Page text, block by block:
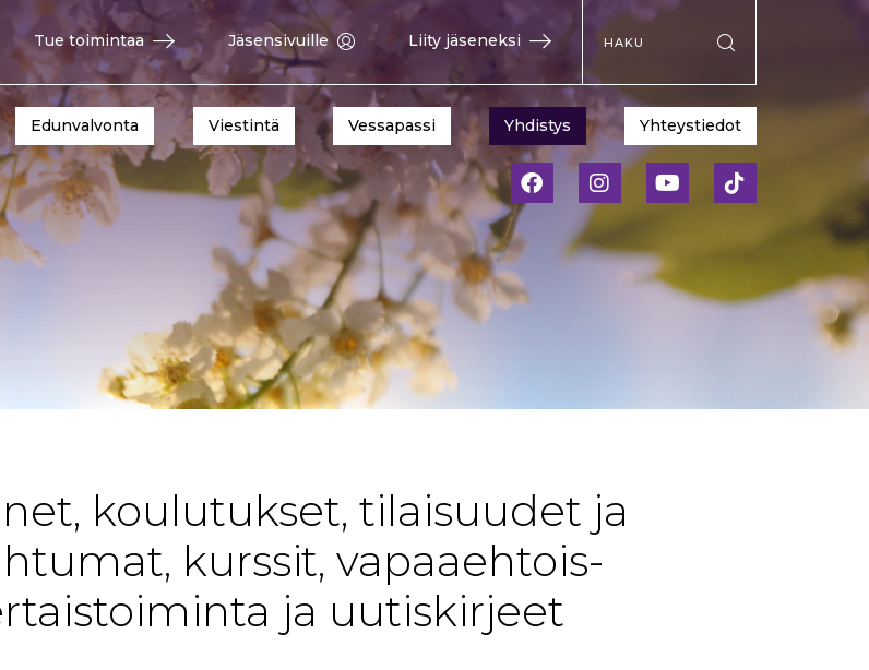
Tue toimintaa Jäsensivuille Liity jäseneksi
Hae sivustolta
Edunvalvonta Viestintä Vessapassi Yhdistys Yhteystiedot
koulutukset, tilaisuudet ja
kurssit, vapaaehtois-
ja uutiskirjeet